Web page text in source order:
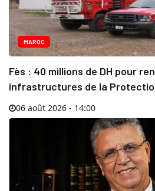
MAROC
Fès : 40 millions de DH pour
infrastructures de la
06 août 2026 - 14:00